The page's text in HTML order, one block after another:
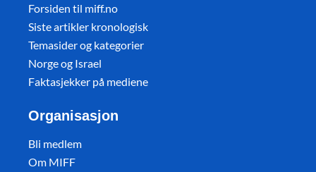
Forsiden til miff.no
Siste artikler kronologisk
Temasider og kategorier
Norge og Israel
Faktasjekker på mediene
Organisasjon
Bli medlem
Om MIFF